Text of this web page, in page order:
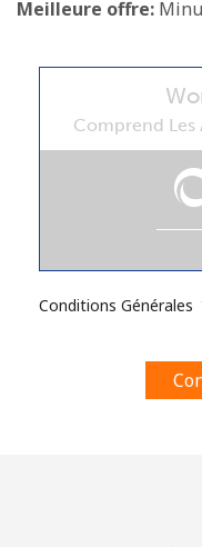
En créant un compte
Meilleure offre:
Comprend Les
Conditions Générales